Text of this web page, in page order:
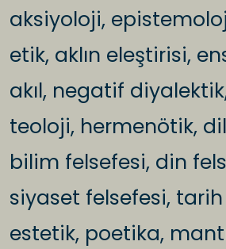
aksiyoloji,
etik, aklın eleştirisi,
akıl, negatif
teoloji, hermenötik,
bilim felsefesi, din
siyaset felsefesi,
estetik, poetika,